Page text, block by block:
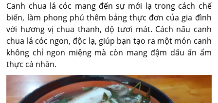
Canh chua lá cóc mang đến sự mới lạ trong cách chế
biến, làm phong phú thêm bảng thực đơn của gia đình
với hương vị chua thanh, độ tươi mát. Cách nấu canh
chua lá cóc ngon, độc lạ, giúp bạn tạo ra một món canh
không chỉ ngon miệng mà còn mang đậm dấu ấn ẩm
thực cá nhân.